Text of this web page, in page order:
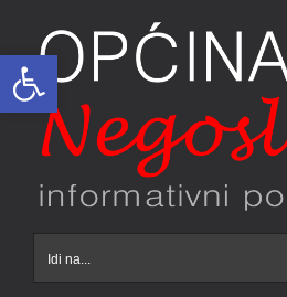
Open toolbar
content
Idi na...